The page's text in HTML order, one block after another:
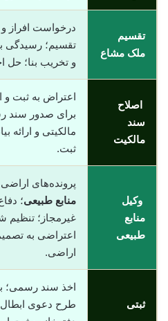
تقسیم
ملک مشاع
درخواست افراز
تقسیم؛ رسیدگی
و تخریب بنا؛ حل
اصلاح
سند
مالکیت
اعتراض به ثبت و
برای صدور سند
مالکیتی و ارائه
ثبت.
وکیل
منابع
طبیعی
پرونده‌های
منابع طبیعی؛
غیرمجاز؛ تنظیم
اعتراضی به
اراضی.
ثبتی
اخذ سند رسمی؛
طرح دعوی ابطال